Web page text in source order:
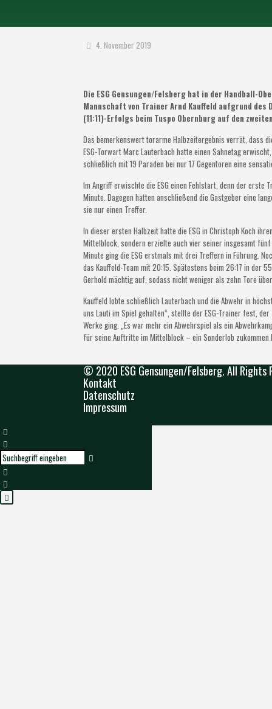
4. November 2019
Die ESG Gensungen/Felsberg hat in der
Mannschaft von Trainer Arnd Kauffeld aufgrund
(11:11)-Erfolgs beim Tuspo Obernburg auf den
Das bemerkenswert torarme Halbzeitergebnis verrät, dass
ESG-Torwart Marc Lauterbach hatte einen Sahnetag
schließlich mit 19 Paraden bei nur 17 Gegentoren eine
Im Angriff erwischte die ESG einen Fehlstart, denn der
Minute. Dagegen hatten anschließend die Gastgeber eine
sie nur einen Treffer.
In dieser ersten Halbzeit hatte die ESG in Christoph Koch
Mittelblock, sondern erzielte auch vier seiner insgesamt
Minute ging die ESG erstmals mit drei Treffern in Führung.
das Kauffeld-Team mit 20:15. Spätestens beim 26:17 in der
Gerhold mächtig auf, sodass nicht weniger als zehn Tore
Kauffeld lobte schließlich Lauterbach und die Abwehr in
uns Lauti im Spiel gehalten“, stellte der ESG-Trainer fest,
Werke ging. „Es war mehr ein Abwehrspiel als ein
für seine Auftritte im Mittelblock – ein Sonderlob zukommen
© 2020 ESG Gensungen/Felsberg. All Rights
Kontakt
Datenschutz
Impressum